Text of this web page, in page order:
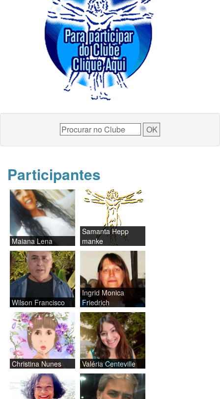
Participantes
Maiana Lena
Samanta Hepp
manke
Wilson Francisco
Ingrid Monica
Friedrich
Christina Nunes Valéria Centeville